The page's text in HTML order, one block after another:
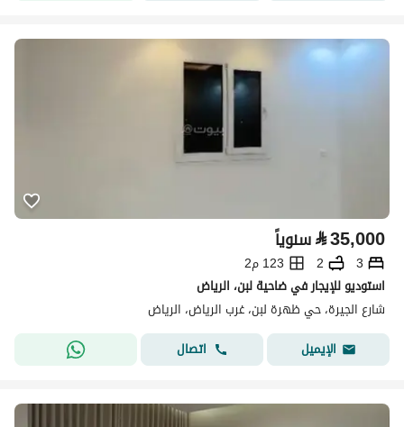
⃁35,000 سنوياً
3
2
123 م2
استوديو للإيجار في ضاحية لبن، الرياض
شارع الجيرة، حي ظهرة لبن، غرب الرياض، الرياض
الإيميل
اتصال